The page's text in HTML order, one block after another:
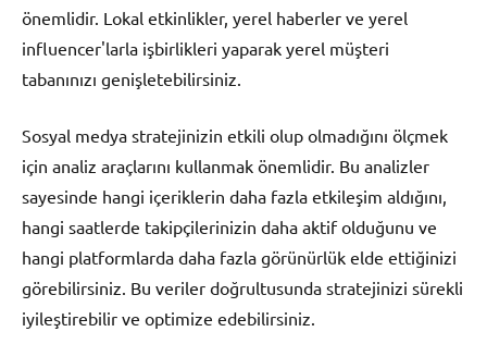
önemlidir. Lokal etkinlikler, yerel haberler ve yerel
influencer'larla işbirlikleri yaparak yerel müşteri
tabanınızı genişletebilirsiniz.
Sosyal medya stratejinizin etkili olup olmadığını ölçmek
için analiz araçlarını kullanmak önemlidir. Bu analizler
sayesinde hangi içeriklerin daha fazla etkileşim aldığını,
hangi saatlerde takipçilerinizin daha aktif olduğunu ve
hangi platformlarda daha fazla görünürlük elde ettiğinizi
görebilirsiniz. Bu veriler doğrultusunda stratejinizi sürekli
iyileştirebilir ve optimize edebilirsiniz.